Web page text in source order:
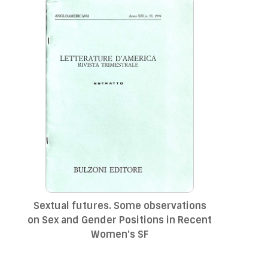
Sextual futures. Some observations
on Sex and Gender Positions in Recent
Women's SF